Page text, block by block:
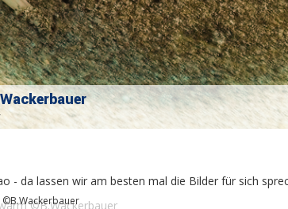
- da lassen wir am besten mal die Bilder für sich
©B.Wackerbauer